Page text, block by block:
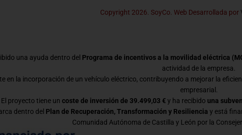
Copyright 2026. SoyCo. Web Desarrollada por
una ayuda dentro del Programa de incentivos a la movilidad eléctrica
actividad de la empresa.
en la incorporación de un vehículo eléctrico, contribuyendo a mejorar la
empresarial.
El proyecto tiene un coste de inversión de 39.499,03 € y ha recibido una
dentro del Plan de Recuperación, Transformación y Resiliencia y está
Comunidad Autónoma de Castilla y León por la